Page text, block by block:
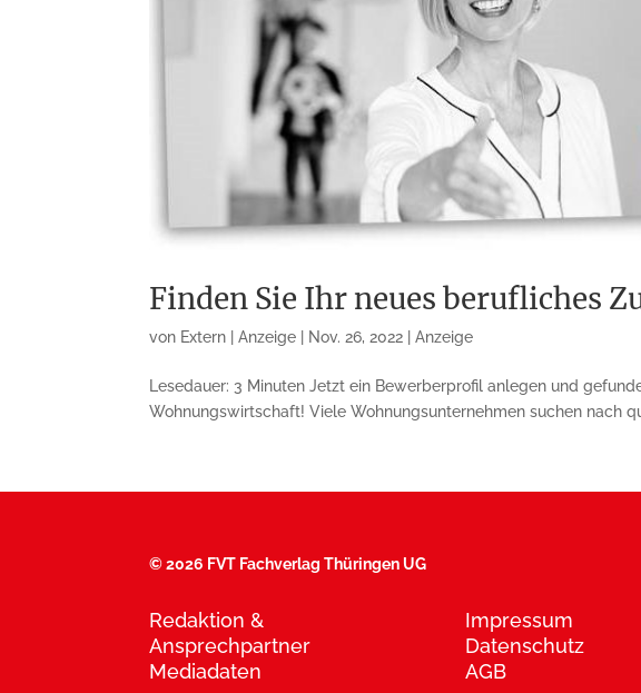
Finden Sie Ihr neues berufliches
von Extern | Anzeige Nov. 26, 2022 |Anzeige
Lesedauer: 3 Minuten Jetzt ein Bewerberprofil anlegen und
Wohnungs­wirtschaft! Viele Wohnungsunternehmen suchen nach
©2026 FVT Fachverlag Thüringen UG
Redaktion &
Ansprechpartner
Mediadaten
Impressum
Datenschutz
AGB